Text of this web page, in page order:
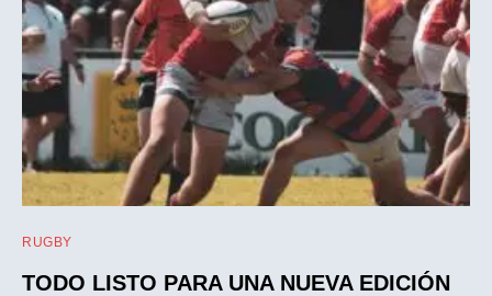
RUGBY
TODO LISTO PARA UNA NUEVA EDICIÓN